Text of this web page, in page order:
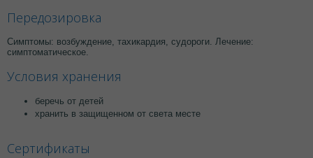
Передозировка
Симптомы: возбуждение, тахикардия, судороги. Лечение:
симптоматическое.
Условия хранения
беречь от детей
хранить в защищенном от света месте
Сертификаты